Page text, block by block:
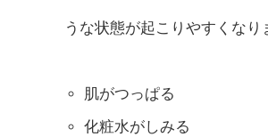
うな状態が起こりやすくなり
肌がつっぱる
化粧水がしみる